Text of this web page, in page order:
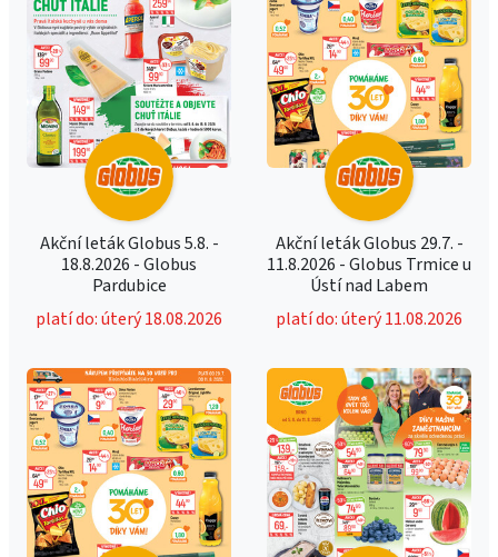
Akční leták Globus 5.8. -
18.8.2026 - Globus
Pardubice
platí do: úterý 18.08.2026
Akční leták Globus 29.7. -
11.8.2026 - Globus Trmice u
Ústí nad Labem
platí do: úterý 11.08.2026